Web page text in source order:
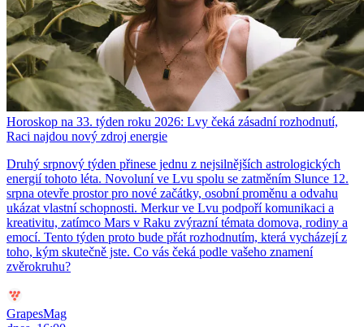
Horoskop na 33. týden roku 2026: Lvy čeká zásadní rozhodnutí,
Raci najdou nový zdroj energie
Druhý srpnový týden přinese jednu z nejsilnějších astrologických
energií tohoto léta. Novoluní ve Lvu spolu se zatměním Slunce 12.
srpna otevře prostor pro nové začátky, osobní proměnu a odvahu
ukázat vlastní schopnosti. Merkur ve Lvu podpoří komunikaci a
kreativitu, zatímco Mars v Raku zvýrazní témata domova, rodiny a
emocí. Tento týden proto bude přát rozhodnutím, která vycházejí z
toho, kým skutečně jste. Co vás čeká podle vašeho znamení
zvěrokruhu?
GrapesMag